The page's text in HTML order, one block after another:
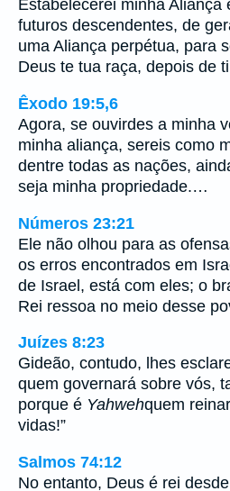
Estabelecerei minha Aliança
futuros descendentes, de
uma Aliança perpétua, para
Deus te tua raça, depois de
Êxodo 19:5,6
Agora, se ouvirdes a minha
minha aliança, sereis como
dentre todas as nações,
seja minha propriedade.…
Números 23:21
Ele não olhou para as
os erros encontrados em
de Israel, está com eles; o
Rei ressoa no meio desse
Juízes 8:23
Gideão, contudo, lhes
quem governará sobre vós,
porque é Yahwehquem
vidas!”
Salmos 74:12
No entanto, Deus é rei